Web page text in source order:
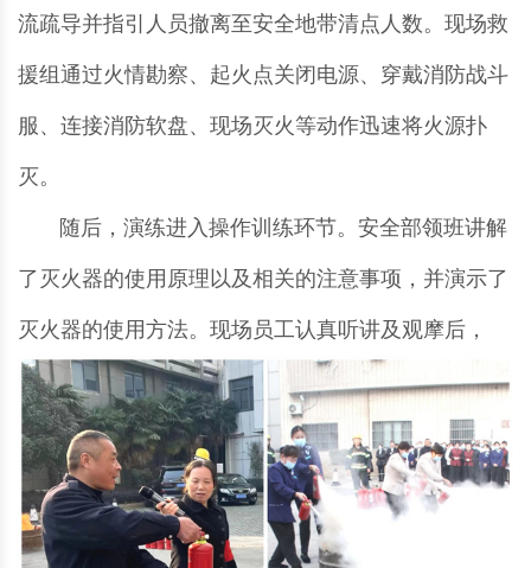
流疏导并指引人员撤离至安全地带清点人数。现场救
援组通过火情勘察、起火点关闭电源、穿戴消防战斗
服、连接消防软盘、现场灭火等动作迅速将火源扑
灭。
随后，演练进入操作训练环节。安全部领班讲解
了灭火器的使用原理以及相关的注意事项，并演示了
灭火器的使用方法。现场员工认真听讲及观摩后，